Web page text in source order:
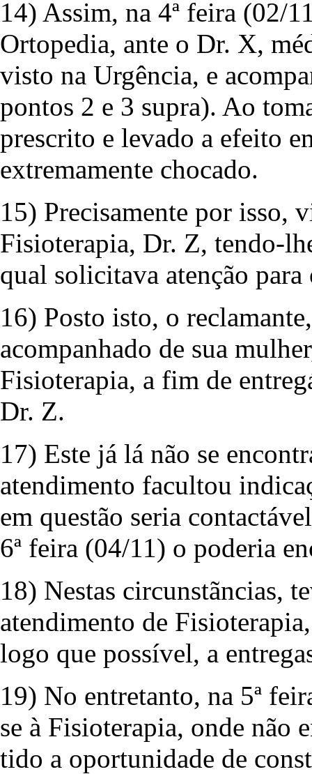
14) Assim, na 4ª feira (02/
Ortopedia, ante o Dr. X,
visto na Urgência, e
pontos 2 e 3 supra). Ao
prescrito e levado a efeito
extremamente chocado.
15) Precisamente por isso,
Fisioterapia, Dr. Z, tendo-
qual solicitava atenção para
16) Posto isto, o
acompanhado de sua
Fisioterapia, a fim de
Dr. Z.
17) Este já lá não se
atendimento facultou
em questão seria
6ª feira (04/11) o poderia
18) Nestas circunstãncias,
atendimento de
logo que possível, a
19) No entretanto, na 5ª
se à Fisioterapia, onde não
tido a oportunidade de